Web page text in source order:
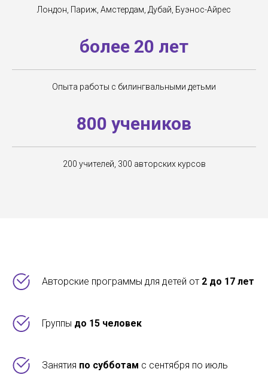
Лондон, Париж, Амстердам, Дубай, Буэнос-Айрес
более 20 лет
Опыта работы с билингвальными детьми
800 учеников
200 учителей, 300 авторских курсов
Авторские программы для детей от 2 до 17 лет
Группы до 15 человек
Занятия по субботам с сентября по июль